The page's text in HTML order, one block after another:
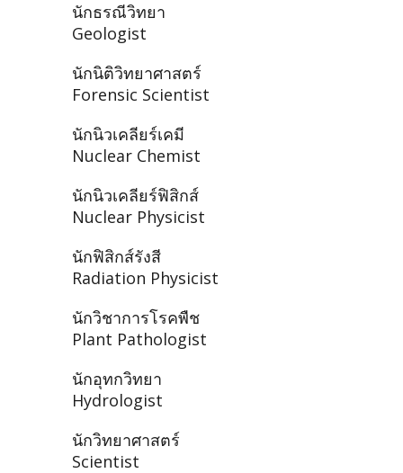
นักธรณีวิทยา
Geologist
นักนิติวิทยาศาสตร์
Forensic Scientist
นักนิวเคลียร์เคมี
Nuclear Chemist
นักนิวเคลียร์ฟิสิกส์
Nuclear Physicist
นักฟิสิกส์รังสี
Radiation Physicist
นักวิชาการโรคพืช
Plant Pathologist
นักอุทกวิทยา
Hydrologist
นักวิทยาศาสตร์
Scientist